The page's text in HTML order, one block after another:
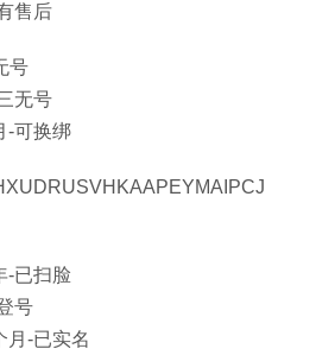
售后
号
无号
-可换绑
-已扫脸
号
月-已实名